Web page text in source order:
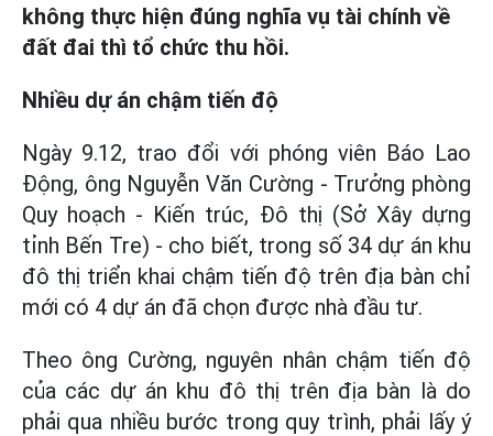
không thực hiện đúng nghĩa vụ tài chính về
đất đai thì tổ chức thu hồi.
Nhiều dự án chậm tiến độ
Ngày 9.12, trao đổi với phóng viên Báo Lao
Động, ông Nguyễn Văn Cường - Trưởng phòng
Quy hoạch - Kiến trúc, Đô thị (Sở Xây dựng
tỉnh Bến Tre) - cho biết, trong số 34 dự án khu
đô thị triển khai chậm tiến độ trên địa bàn chỉ
mới có 4 dự án đã chọn được nhà đầu tư.
Theo ông Cường, nguyên nhân chậm tiến độ
của các dự án khu đô thị trên địa bàn là do
phải qua nhiều bước trong quy trình, phải lấy ý